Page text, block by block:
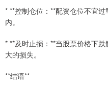
* **控制仓位：**配资仓位不宜
内。
* **及时止损：**当股票价格下
大的损失。
**结语**